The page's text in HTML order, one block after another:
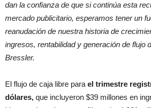
dan la confianza de que si continúa esta
mercado publicitario, esperamos tener un
reanudación de nuestra historia de
ingresos, rentabilidad y generación de flujo
Bressler.
El flujo de caja libre para el trimestre
dólares, que incluyeron $39 millones en